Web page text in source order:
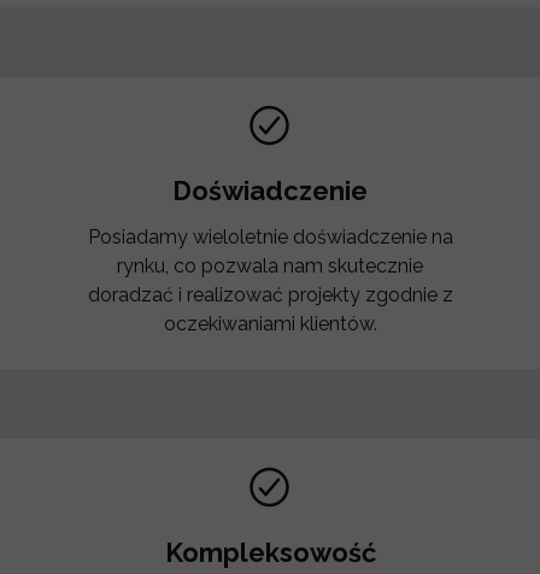
Kompleksowość
Doświadczenie
Posiadamy wieloletnie doświadczenie na
rynku, co pozwala nam skutecznie
doradzać i realizować projekty zgodnie z
oczekiwaniami klientów.